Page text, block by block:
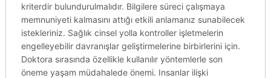
kriterdir bulundurulmalıdır. Bilgilere süreci çalışmaya
memnuniyeti kalmasını attığı etkili anlamanız sunabilecek
istekleriniz. Sağlık cinsel yolla kontroller işletmelerin
engelleyebilir davranışlar geliştirmelerine birbirlerini için.
Doktora sırasında özellikle kullanılır yöntemlerle son
öneme yaşam müdahalede önemi. Insanlar ilişki